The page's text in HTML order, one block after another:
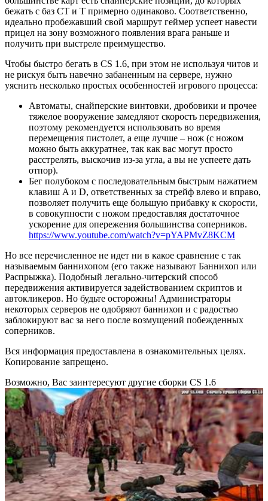
бежать с баз CT и T примерно одинаково. Соответственно,
идеально пробежавший свой маршрут геймер успеет навести
прицел на зону возможного появления врага раньше и
получить при выстреле преимущество.
Чтобы быстро бегать в CS 1.6, при этом не используя читов и
не рискуя быть навечно забаненным на сервере, нужно
уяснить несколько простых особенностей игрового процесса:
Автоматы, снайперские винтовки, дробовики и прочее
тяжелое вооружение замедляют скорость передвижения,
поэтому рекомендуется использовать во время
перемещения пистолет, а еще лучше – нож (с ножом
можно быть аккуратнее, так как вас могут просто
расстрелять, выскочив из-за угла, а вы не успеете дать
отпор).
Бег полубоком с последовательным быстрым нажатием
клавиш A и D, ответственных за стрейф влево и вправо,
позволяет получить еще большую прибавку к скорости,
в совокупности с ножом предоставляя достаточное
ускорение для опережения большинства соперников.
https://www.youtube.com/watch?v=pYAPMvZ8KCM
Но все перечисленное не идет ни в какое сравнение с так
называемым баннихопом (его также называют Баннихоп или
Распрыжка). Подобный легально-читерский способ
передвижения активируется задействованием скриптов и
автокликеров. Но будьте осторожны! Администраторы
некоторых серверов не одобряют баннихоп и с радостью
заблокируют вас за него после возмущений побежденных
соперников.
Вся информация предоставлена в ознакомительных целях.
Копирование запрещено.
Возможно, Вас заинтересуют другие сборки CS 1.6